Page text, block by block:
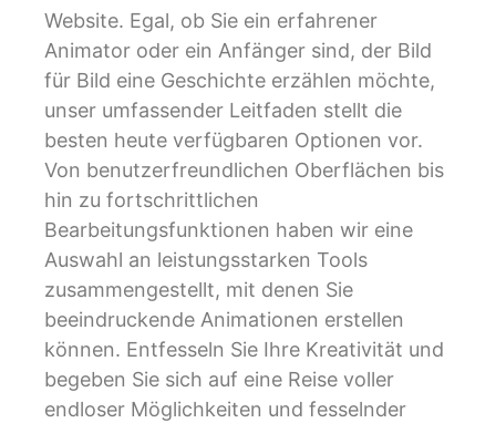
Website. Egal, ob Sie ein erfahrener
Animator oder ein Anfänger sind, der Bild
für Bild eine Geschichte erzählen möchte,
unser umfassender Leitfaden stellt die
besten heute verfügbaren Optionen vor.
Von benutzerfreundlichen Oberflächen bis
hin zu fortschrittlichen
Bearbeitungsfunktionen haben wir eine
Auswahl an leistungsstarken Tools
zusammengestellt, mit denen Sie
beeindruckende Animationen erstellen
können. Entfesseln Sie Ihre Kreativität und
begeben Sie sich auf eine Reise voller
endloser Möglichkeiten und fesselnder